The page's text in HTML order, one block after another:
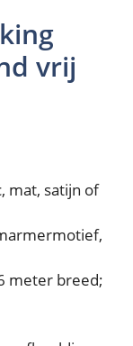
vrij
mat, satijn of
meter breed;